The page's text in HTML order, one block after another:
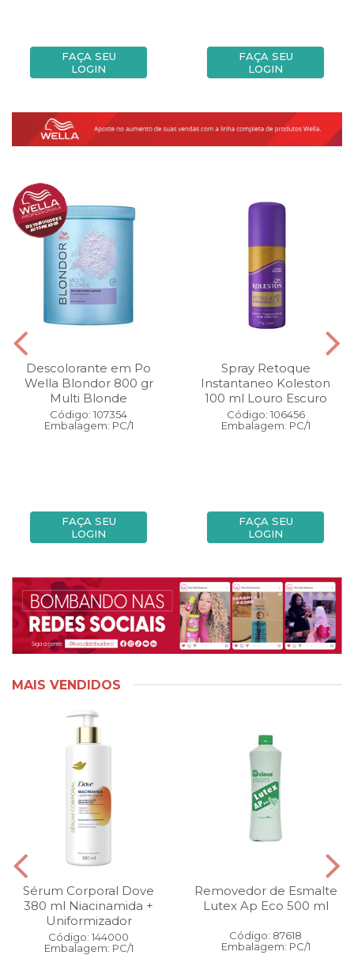
FAÇA SEU
LOGIN
FAÇA SEU
LOGIN
Descolorante em Po
Wella Blondor 800 gr
Multi Blonde
Código: 107354
Embalagem: PC/1
FAÇA SEU
LOGIN
Spray Retoque
Instantaneo Koleston
100 ml Louro Escuro
Código: 106456
Embalagem: PC/1
FAÇA SEU
LOGIN
MAIS VENDIDOS
Sérum Corporal Dove
380 ml Niacinamida +
Uniformizador
Código: 144000
Embalagem: PC/1
Removedor de Esmalte
Lutex Ap Eco 500 ml
Código: 87618
Embalagem: PC/1